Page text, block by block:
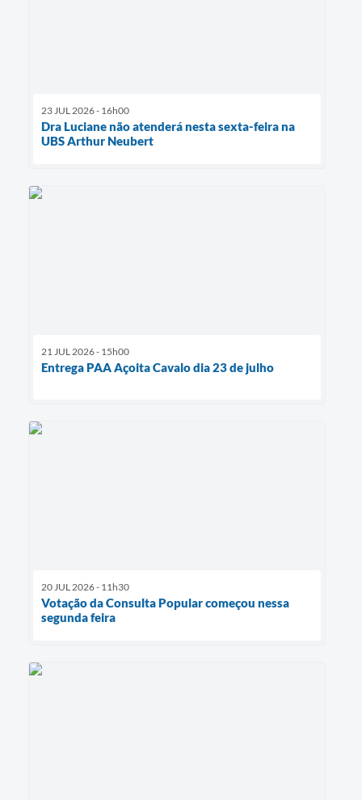
23 JUL 2026 - 16h00
Dra Luciane não atenderá nesta sexta-feira na
UBS Arthur Neubert
21 JUL 2026 - 15h00
Entrega PAA Açoita Cavalo dia 23 de julho
20 JUL 2026 - 11h30
Votação da Consulta Popular começou nessa
segunda feira